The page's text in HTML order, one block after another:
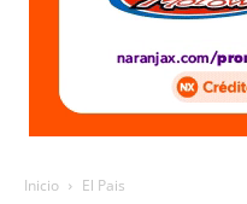
Inicio El Pais